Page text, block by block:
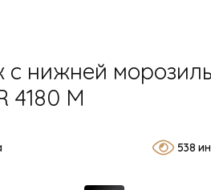
с нижней
4180 M
538